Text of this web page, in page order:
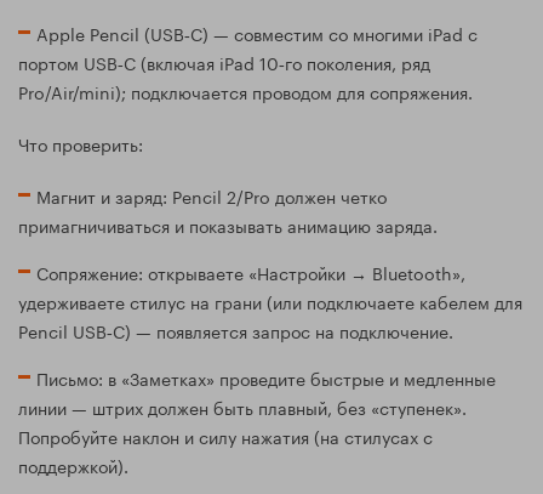
Apple Pencil (USB‑C) — совместим со многими iPad с
портом USB‑C (включая iPad 10‑го поколения, ряд
Pro/Air/mini); подключается проводом для сопряжения.
Что проверить:
Магнит и заряд: Pencil 2/Pro должен четко
примагничиваться и показывать анимацию заряда.
Сопряжение: открываете «Настройки → Bluetooth»,
удерживаете стилус на грани (или подключаете кабелем для
Pencil USB‑C) — появляется запрос на подключение.
Письмо: в «Заметках» проведите быстрые и медленные
линии — штрих должен быть плавный, без «ступенек».
Попробуйте наклон и силу нажатия (на стилусах с
поддержкой).